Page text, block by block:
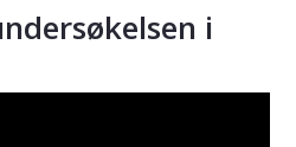
i